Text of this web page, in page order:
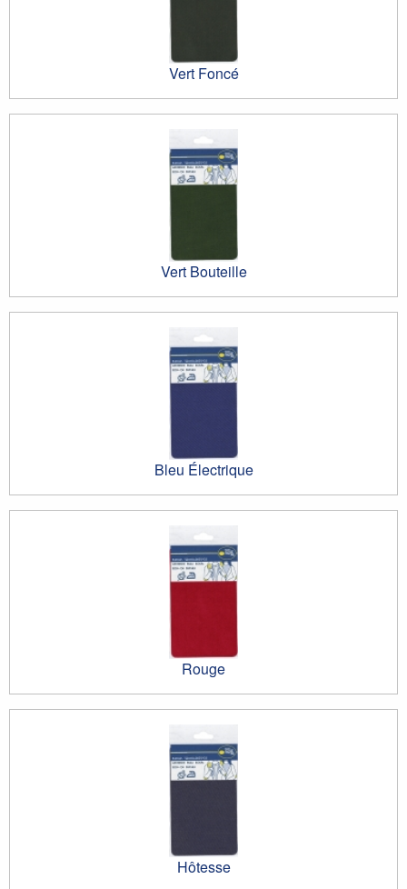
Vert Foncé
Vert Bouteille
Bleu Électrique
Rouge
Hôtesse